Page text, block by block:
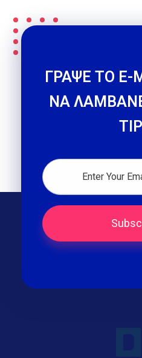
ΓΡΑΨΕ ΤΟ E-
ΝΑ